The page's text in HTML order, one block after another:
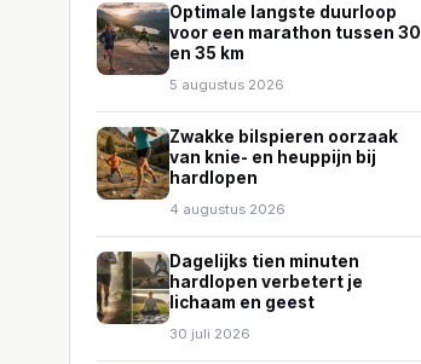
Optimale langste duurloop
voor een marathon tussen 30
en 35 km
5 augustus 2026
Zwakke bilspieren oorzaak
van knie- en heuppijn bij
hardlopen
4 augustus 2026
Dagelijks tien minuten
hardlopen verbetert je
lichaam en geest
30 juli 2026